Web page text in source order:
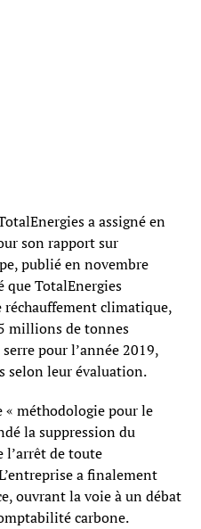
a assigné en
son rapport sur
publié en novembre
que TotalEnergies
climatique,
millions de tonnes
pour l’année 2019,
selon leur évaluation.
« méthodologie pour le
la suppression du
l’arrêt de toute
a finalement
ouvrant la voie à un débat
carbone.